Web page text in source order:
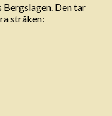
Bergslagen. Den tar
stråken: